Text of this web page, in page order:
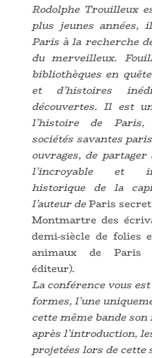
Rodolphe Trouilleux
plus jeunes années,
Paris à la recherche
du merveilleux.
bibliothèques en
et d’histoires
découvertes. Il est
l’histoire de
sociétés savantes
ouvrages, de
l’incroyable et
historique de la
l’auteur deParis
Montmartre des
demi-siècle de folies
animaux de Paris
éditeur).
La conférence vous
formes, l’une
cette même bande
après l’introduction,
projetées lors de cette